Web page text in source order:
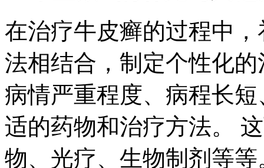
在治疗牛皮癣的过程中
法相结合，制定个性化
病情严重程度、病程长
适的药物和治疗方法。
物、光疗、生物制剂等